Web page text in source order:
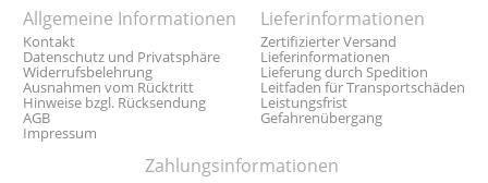
Allgemeine Informationen
Kontakt
Datenschutz und Privatsphäre
Widerrufsbelehrung
Ausnahmen vom Rücktritt
Hinweise bzgl. Rücksendung
AGB
Impressum
Lieferinformationen
Zertifizierter Versand
Lieferinformationen
Lieferung durch Spedition
Leitfaden für Transportschäden
Leistungsfrist
Gefahrenübergang
Zahlungsinformationen